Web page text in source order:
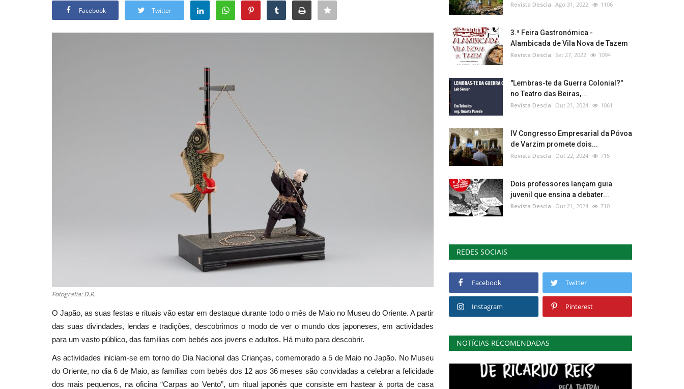
Facebook Twitter
Fotografia: D.R.
O Japão, as suas festas e rituais vão estar em destaque durante todo o mês de Maio no Museu do Oriente. A partir
das suas divindades, lendas e tradições, descobrimos o modo de ver o mundo dos japoneses, em actividades
para um vasto público, das famílias com bebés aos jovens e adultos. Há muito para descobrir.
As actividades iniciam-se em torno do Dia Nacional das Crianças, comemorado a 5 de Maio no Japão. No Museu
do Oriente, no dia 6 de Maio, as famílias com bebés dos 12 aos 36 meses são convidadas a celebrar a felicidade
dos mais pequenos, na oficina “Carpas ao Vento”, um ritual japonês que consiste em hastear à porta de casa
Revista Descla Ago 31, 2022 1106
3.ª Feira Gastronómica -
Alambicada de Vila Nova de Tazem
Revista Descla Set 27, 2022 1094
"Lembras-te da Guerra Colonial?"
no Teatro das Beiras,...
Revista Descla Out 21, 2024 1061
IV Congresso Empresarial da Póvoa
de Varzim promete dois...
Revista Descla Out 22, 2024 715
Dois professores lançam guia
juvenil que ensina a debater...
Revista Descla Out 21, 2024 710
REDES SOCIAIS
Facebook Twitter
Instagram Pinterest
NOTÍCIAS RECOMENDADAS